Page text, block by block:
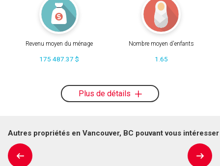
Revenu moyen du ménage
175 487.37 $
Nombre moyen d'enfants
1.65
Plus de détails
Autres propriétés en Vancouver, BC pouvant vous intéresser